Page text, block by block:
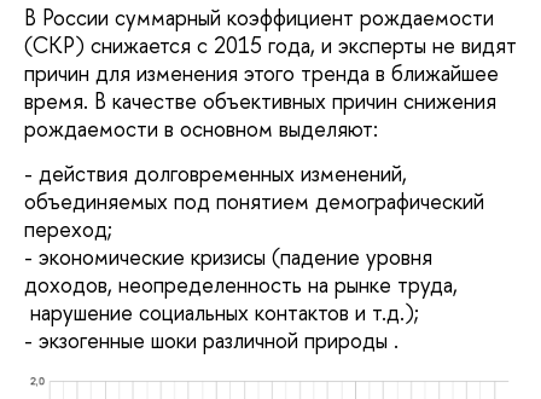
В России суммарный коэффициент рождаемости
(СКР) снижается с 2015 года, и эксперты не видят
причин для изменения этого тренда в ближайшее
время. В качестве объективных причин снижения
рождаемости в основном выделяют:
- действия долговременных изменений,
объединяемых под понятием демографический
переход;
- экономические кризисы (падение уровня
доходов, неопределенность на рынке труда,
нарушение социальных контактов и т.д.);
- экзогенные шоки различной природы .